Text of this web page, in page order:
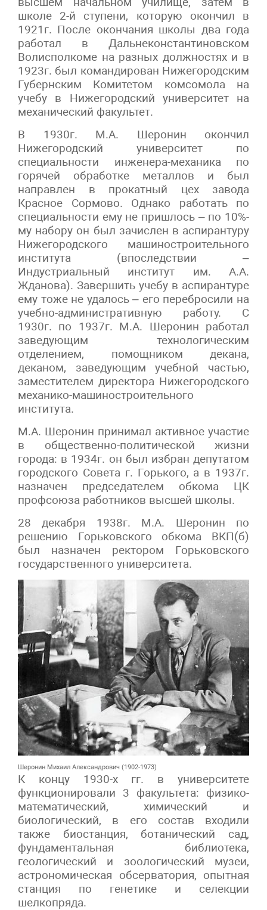
школе 2-й ступени, которую окончил в
1921г. После окончания школы два года
работал в Дальнеконстантиновском
Волисполкоме на разных должностях и в
1923г. был командирован Нижегородским
Губернским Комитетом комсомола на
учебу в Нижегородский университет на
механический факультет.
В 1930г. М.А. Шеронин окончил
Нижегородский университет по
специальности инженера-механика по
горячей обработке металлов и был
направлен в прокатный цех завода
Красное Сормово. Однако работать по
специальности ему не пришлось – по 10%-
му набору он был зачислен в аспирантуру
Нижегородского машиностроительного
института (впоследствии –
Индустриальный институт им. А.А.
Жданова). Завершить учебу в аспирантуре
ему тоже не удалось – его перебросили на
учебно-административную работу. С
1930г. по 1937г. М.А. Шеронин работал
заведующим технологическим
отделением, помощником декана,
деканом, заведующим учебной частью,
заместителем директора Нижегородского
механико-машиностроительного
института.
М.А. Шеронин принимал активное участие
в общественно-политической жизни
города: в 1934г. он был избран депутатом
городского Совета г. Горького, а в 1937г.
назначен председателем обкома ЦК
профсоюза работников высшей школы.
28 декабря 1938г. М.А. Шеронин по
решению Горьковского обкома ВКП(б)
был назначен ректором Горьковского
государственного университета.
Шеронин Михаил Александрович (1902-1973)
К концу 1930-х гг. в университете
функционировали 3 факультета: физико-
математический, химический и
биологический, в его состав входили
также биостанция, ботанический сад,
фундаментальная библиотека,
геологический и зоологический музеи,
астрономическая обсерватория, опытная
станция по генетике и селекции
шелкопряда.